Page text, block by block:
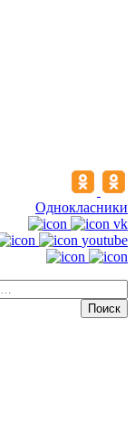
Однокласники
vk
youtube